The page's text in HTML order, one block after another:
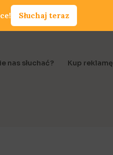
nas słuchać? Kup reklamę
Słuchaj teraz